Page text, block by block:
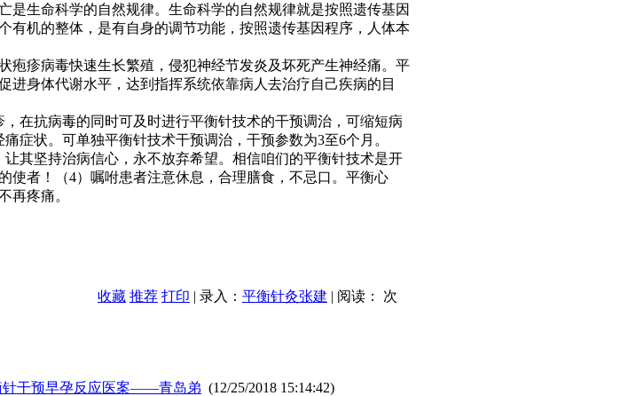
生命科学的自然规律。生命科学的自然规律就是按照遗传基因
有机的整体，是有自身的调节功能，按照遗传基因程序，人体本
疹病毒快速生长繁殖，侵犯神经节发炎及坏死产生神经痛。平
身体代谢水平，达到指挥系统依靠病人去治疗自己疾病的目
在抗病毒的同时可及时进行平衡针技术的干预调治，可缩短病
症状。可单独平衡针技术干预调治，干预参数为3至6个月。
其坚持治病信心，永不放弃希望。相信咱们的平衡针技术是开
使者！（4）嘱咐患者注意休息，合理膳食，不忌口。平衡心
再疼痛。
收藏 推荐 打印 | 录入： 平衡针灸张建 | 阅读：
次
针干预早孕反应医案——青岛弟 (12/25/2018 15:14:42)